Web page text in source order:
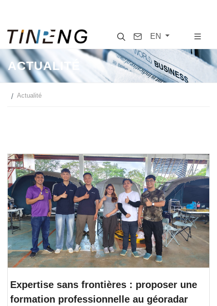
SearchContact
EN
ACTUALITÉ
Actualité
Expertise sans frontières : proposer une
formation professionnelle au géoradar